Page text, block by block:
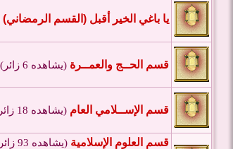
يا باغي الخير أقبل (القسم الرمضاني)
قسم الحــج والعمــرة (يشاهده 6 زائر)
قسم الإســلامي العام (يشاهده 18 زائر)
قسم العلوم الإسلامية (يشاهده 93 زائر)